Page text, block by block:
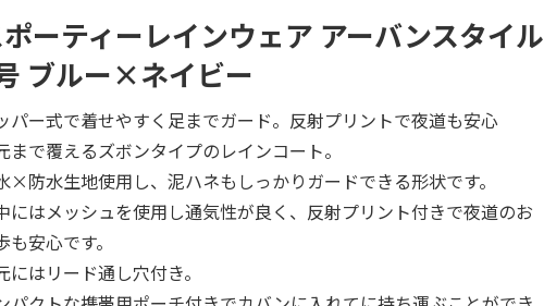
ーティーレインウェア アーバンスタイル
ブルー×ネイビー
パー式で着せやすく足までガード。反射プリントで夜道も安心
まで覆えるズボンタイプのレインコート。
×防水生地使用し、泥ハネもしっかりガードできる形状です。
にはメッシュを使用し通気性が良く、反射プリント付きで夜道のお
も安心です。
にはリード通し穴付き。